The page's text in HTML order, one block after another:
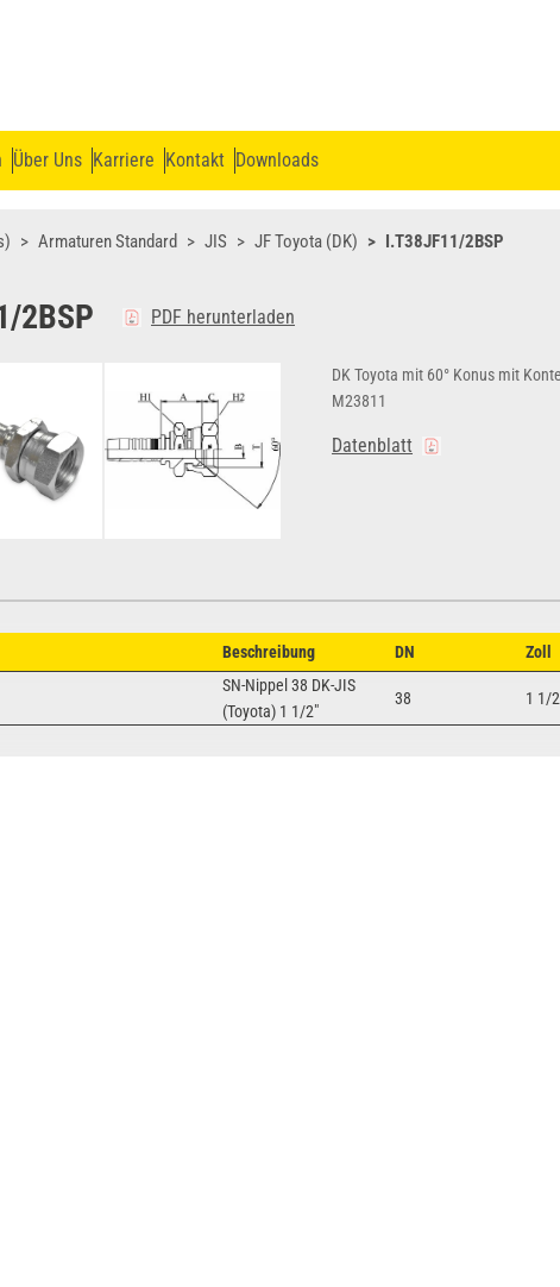
Über Uns Karriere Kontakt Downloads
Armaturen Standard JIS JF Toyota (DK) I.T38JF11/2BSP
2BSP PDF herunterladen
DK Toyota mit 60° Konus mit
M23811
Datenblatt
Beschreibung DN Zoll
SN-Nippel 38 DK-JIS
(Toyota) 1 1/2"
38 1 1/